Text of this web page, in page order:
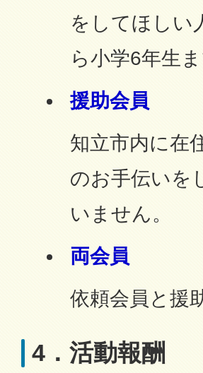
をしてほしい
ら小学6年生
援助会員
知立市内に在
のお手伝いを
いません。
両会員
依頼会員と援
4．活動報酬